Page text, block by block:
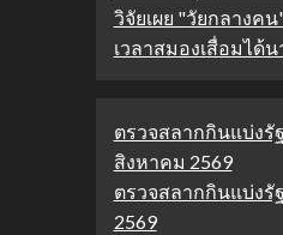
วิจัยเผย "วัยกลางคน
เวลาสมองเสื่อมได้
ตรวจสลากกินแบ่งรั
สิงหาคม 2569
ตรวจสลากกินแบ่งรั
2569